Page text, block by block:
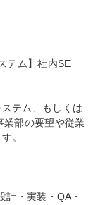
テム】社内SE
テム、もしくは
業部の要望や従業
。
計・実装・QA・